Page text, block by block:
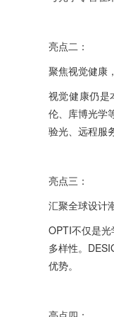
亮点二：
聚焦视觉健康
视觉健康仍是
伦、库博光学
验光、远程服
亮点三：
汇聚全球设计
OPTI不仅是
多样性。
优势。